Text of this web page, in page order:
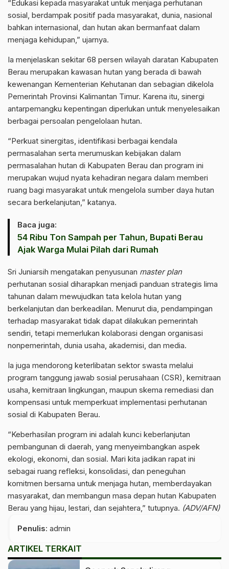
“Edukasi kepada masyarakat untuk menjaga perhutanan
sosial, berdampak positif pada masyarakat, dunia, nasional
bahkan internasional, dan hutan akan bermanfaat dalam
menjaga kehidupan,” ujarnya.
Ia menjelaskan sekitar 68 persen wilayah daratan Kabupaten
Berau merupakan kawasan hutan yang berada di bawah
kewenangan Kementerian Kehutanan dan sebagian dikelola
Pemerintah Provinsi Kalimantan Timur. Karena itu, sinergi
antarpemangku kepentingan diperlukan untuk menyelesaikan
berbagai persoalan pengelolaan hutan.
“Perkuat sinergitas, identifikasi berbagai kendala
permasalahan serta merumuskan kebijakan dalam
permasalahan hutan di Kabupaten Berau dan program ini
merupakan wujud nyata kehadiran negara dalam memberi
ruang bagi masyarakat untuk mengelola sumber daya hutan
secara berkelanjutan,” katanya.
Baca juga:
54 Ribu Ton Sampah per Tahun, Bupati Berau
Ajak Warga Mulai Pilah dari Rumah
Sri Juniarsih mengatakan penyusunan master plan
perhutanan sosial diharapkan menjadi panduan strategis lima
tahunan dalam mewujudkan tata kelola hutan yang
berkelanjutan dan berkeadilan. Menurut dia, pendampingan
terhadap masyarakat tidak dapat dilakukan pemerintah
sendiri, tetapi memerlukan kolaborasi dengan organisasi
nonpemerintah, dunia usaha, akademisi, dan media.
Ia juga mendorong keterlibatan sektor swasta melalui
program tanggung jawab sosial perusahaan (CSR), kemitraan
usaha, kemitraan lingkungan, maupun skema remediasi dan
kompensasi untuk memperkuat implementasi perhutanan
sosial di Kabupaten Berau.
“Keberhasilan program ini adalah kunci keberlanjutan
pembangunan di daerah, yang menyeimbangkan aspek
ekologi, ekonomi, dan sosial. Mari kita jadikan rapat ini
sebagai ruang refleksi, konsolidasi, dan peneguhan
komitmen bersama untuk menjaga hutan, memberdayakan
masyarakat, dan membangun masa depan hutan Kabupaten
Berau yang hijau, lestari, dan sejahtera,” tutupnya. (ADV/AFN)
Penulis: admin
ARTIKEL TERKAIT